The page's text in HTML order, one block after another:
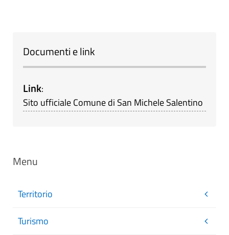
Documenti e link
Link:
Sito ufficiale Comune di San Michele Salentino
Menu
Territorio
Turismo